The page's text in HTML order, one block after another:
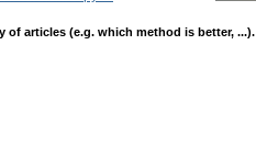
of articles (e.g. which method is better, ...).